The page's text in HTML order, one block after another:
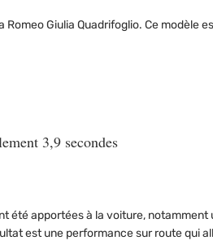
Giulia Quadrifoglio. Ce modèle
3,9 secondes
été apportées à la voiture,
est une performance sur route qui